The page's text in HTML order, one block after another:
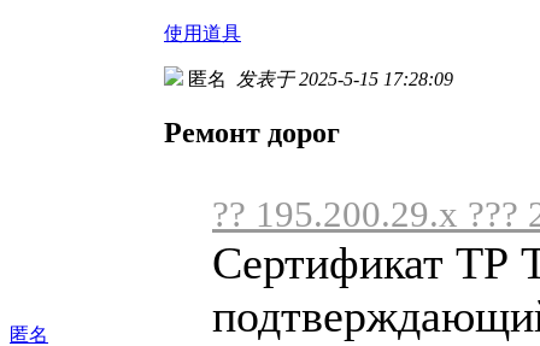
使用道具
匿名
匿名 发表于 2025-5-15 17:28:09
Ремонт дорог
?? 195.200.29.x ???
Сертификат ТР